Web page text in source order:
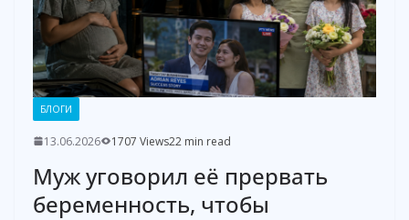
БЛОГИ
13.06.2026 1707 Views22 min read
Муж уговорил её прервать
беременность, чтобы